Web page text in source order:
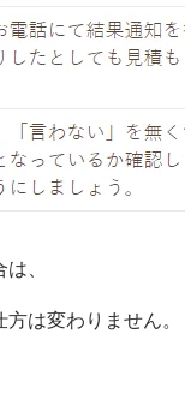
、
は変わりません。